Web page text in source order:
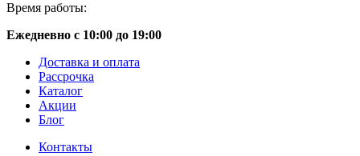
Время работы:
Ежедневно с 10:00 до 19:00
Доставка и оплата
Рассрочка
Каталог
Акции
Блог
Контакты